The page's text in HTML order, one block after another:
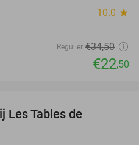
10.0 star
Regulier €34,50
€22,50
Les Tables de